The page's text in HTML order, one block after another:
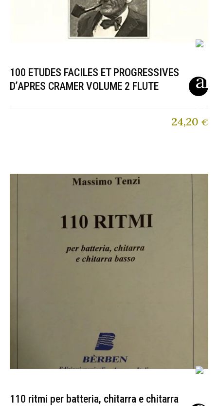
100 ETUDES FACILES ET PROGRESSIVES
D’APRES CRAMER VOLUME 2 FLUTE
24,20 €
110 ritmi per batteria, chitarra e chitarra